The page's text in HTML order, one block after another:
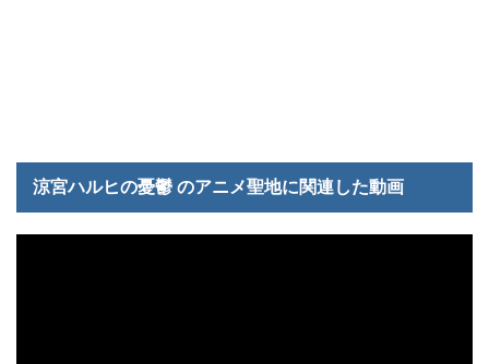
涼宮ハルヒの憂鬱 のアニメ聖地に関連した動画